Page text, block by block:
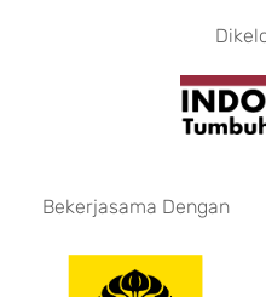
Bekerjasama Dengan